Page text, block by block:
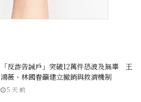
「反詐告誡戶」突破12萬件恐波及無辜 王
鴻薇、林國春籲建立撤銷與救濟機制
5 天 前